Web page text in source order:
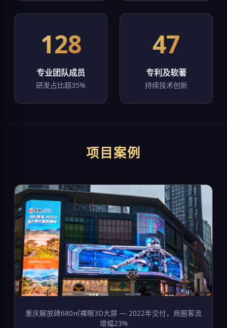
128
专业团队成员
研发占比超35%
47
专利及软著
持续技术创新
项目案例
重庆解放碑680㎡裸眼3D大屏 — 2022年交付，商圈客流
增幅23%